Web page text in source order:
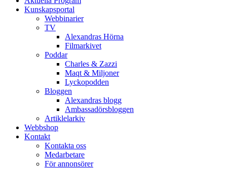
Kunskapsportal
Webbinarier
TV
Alexandras Hörna
Filmarkivet
Poddar
Charles & Zazzi
Maqt & Miljoner
Lyckopodden
Bloggen
Alexandras blogg
Ambassadörsbloggen
Artiklelarkiv
Webbshop
Kontakt
Kontakta oss
Medarbetare
För annonsörer